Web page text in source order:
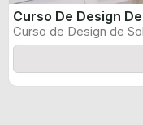
Curso De Design
Curso de Design de
certificado informado